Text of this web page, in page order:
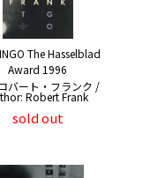
The Hasselblad
Award 1996
バート・フランク /
Robert Frank
sold out